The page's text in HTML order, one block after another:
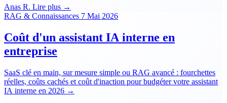
Anas R. Lire plus →
RAG & Connaissances 7 Mai 2026
Coût d'un assistant IA interne en
entreprise
SaaS clé en main, sur mesure simple ou RAG avancé : fourchettes
réelles, coûts cachés et coût d'inaction pour budgéter votre assistant
IA interne en 2026 →